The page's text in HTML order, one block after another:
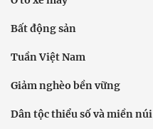
Bất động sản
Tuần Việt Nam
Giảm nghèo bền vững
Dân tộc thiểu số và miền núi